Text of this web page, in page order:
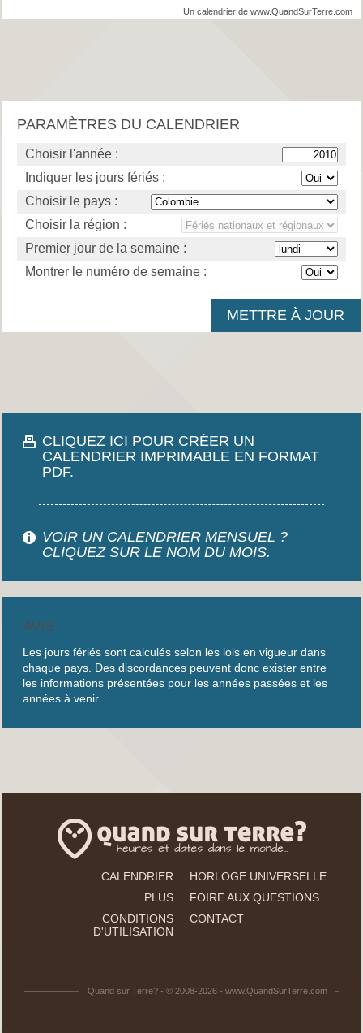
Un calendrier de www.QuandSurTerre.com
PARAMÈTRES DU CALENDRIER
Choisir l'année :
Indiquer les jours fériés :
Choisir le pays :
Choisir la région :
Premier jour de la semaine :
Montrer le numéro de semaine :
CLIQUEZ ICI POUR CRÉER UN
CALENDRIER IMPRIMABLE EN FORMAT
PDF.
VOIR UN CALENDRIER MENSUEL ?
CLIQUEZ SUR LE NOM DU MOIS.
AVIS
Les jours fériés sont calculés selon les lois en vigueur dans
chaque pays. Des discordances peuvent donc exister entre
les informations présentées pour les années passées et les
années à venir.
CALENDRIER
HORLOGE UNIVERSELLE
PLUS
FOIRE AUX QUESTIONS
CONDITIONS
D'UTILISATION
CONTACT
Quand sur Terre? - © 2008-2026 - www.QuandSurTerre.com